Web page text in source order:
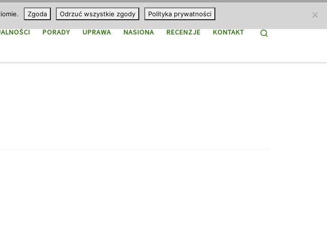
PORADY UPRAWA NASIONA RECENZJE KONTAKT Search
Zgoda Odrzuć wszystkie zgody Polityka prywatności